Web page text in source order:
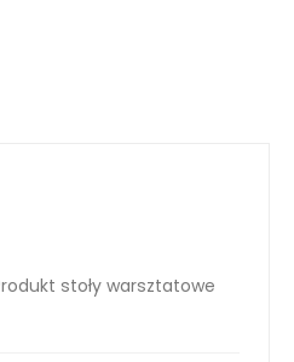
stoły warsztatowe